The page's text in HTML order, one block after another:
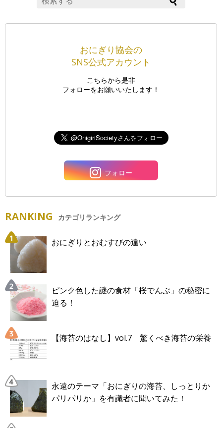
おにぎり協会の
SNS公式アカウント
こちらから是非
フォローをお願いいたします！
フォロー
RANKING カテゴリランキング
おにぎりとおむすびの違い
ピンク色した謎の食材「桜でんぶ」の秘密に
迫る！
【海苔のはなし】vol.7 驚くべき海苔の栄養
永遠のテーマ「おにぎりの海苔、しっとりか
パリパリか」を有識者に聞いてみた！